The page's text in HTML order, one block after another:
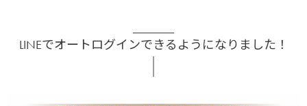
LINEでオートログインできるようになりました！